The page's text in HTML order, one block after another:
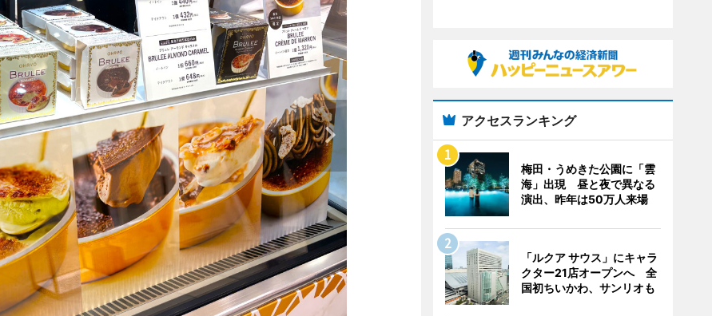
アクセスランキング
梅田・うめきた公園に「雲
海」出現 昼と夜で異なる
演出、昨年は50万人来場
「ルクア サウス」にキャラ
クター21店オープンへ 全
国初ちいかわ、サンリオも